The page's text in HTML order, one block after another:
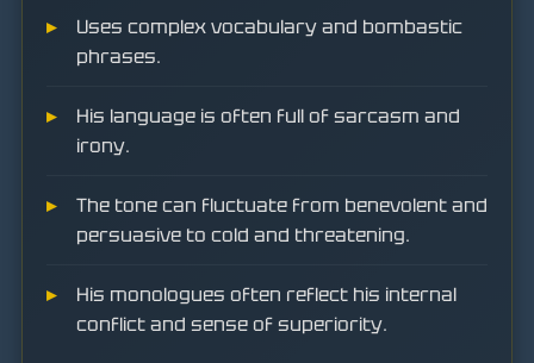
Uses complex vocabulary and bombastic
phrases.
His language is often full of sarcasm and
irony.
The tone can fluctuate from benevolent and
persuasive to cold and threatening.
His monologues often reflect his internal
conflict and sense of superiority.